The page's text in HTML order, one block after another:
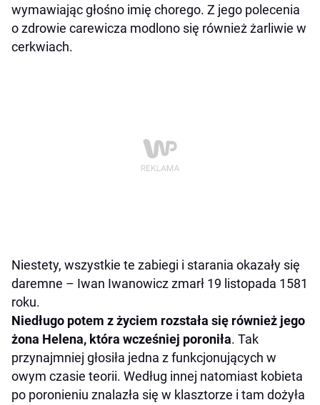
wymawiając głośno imię chorego. Z jego polecenia
o zdrowie carewicza modlono się również żarliwie w
cerkwiach.
Niestety, wszystkie te zabiegi i starania okazały się
daremne – Iwan Iwanowicz zmarł 19 listopada 1581
roku.
Niedługo potem z życiem rozstała się również jego
żona Helena, która wcześniej poroniła. Tak
przynajmniej głosiła jedna z funkcjonujących w
owym czasie teorii. Według innej natomiast kobieta
po poronieniu znalazła się w klasztorze i tam dożyła